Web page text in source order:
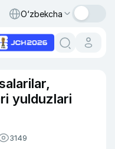
O‘zbekcha
yulduzlari
3149